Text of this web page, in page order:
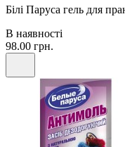
Білі Паруса гель для
В наявності
98.00 грн.